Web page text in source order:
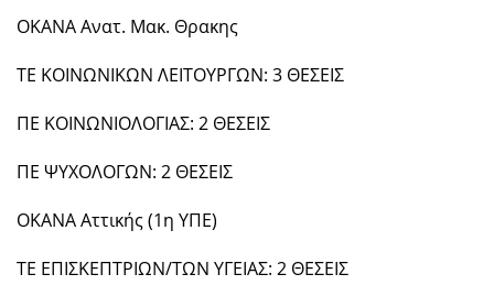
ΟΚΑΝΑ Ανατ. Μακ. Θρακης
ΤΕ ΚΟΙΝΩΝΙΚΩΝ ΛΕΙΤΟΥΡΓΩΝ: 3 ΘΕΣΕΙΣ
ΠΕ ΚΟΙΝΩΝΙΟΛΟΓΙΑΣ: 2 ΘΕΣΕΙΣ
ΠΕ ΨΥΧΟΛΟΓΩΝ: 2 ΘΕΣΕΙΣ
ΟΚΑΝΑ Αττικής (1η ΥΠΕ)
ΤΕ ΕΠΙΣΚΕΠΤΡΙΩΝ/ΤΩΝ ΥΓΕΙΑΣ: 2 ΘΕΣΕΙΣ